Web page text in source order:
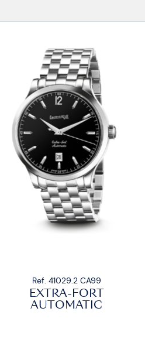
Ref. 41029.2 CP
EXTRA-FORT
AUTOMATIC